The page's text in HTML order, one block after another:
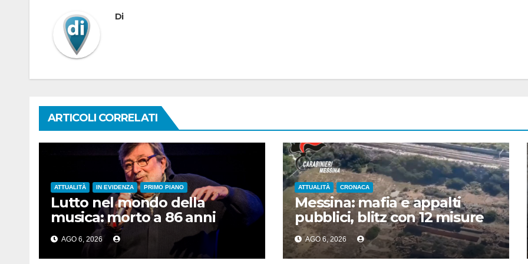
Di
ARTICOLI CORRELATI
ATTUALITÀ IN EVIDENZA PRIMO PIANO
Lutto nel mondo della
musica: morto a 86 anni
Francesco Guccini
AGO 6, 2026
ATTUALITÀ CRONACA
Messina: mafia e appalti
pubblici, blitz con 12 misure
cautelari
AGO 6, 2026